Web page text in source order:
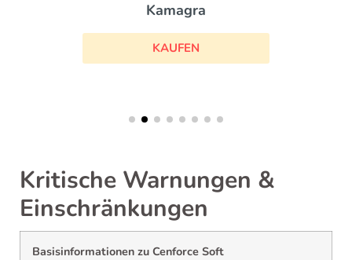
Kamagra
KAUFEN
Kritische Warnungen &
Einschränkungen
Basisinformationen zu Cenforce Soft